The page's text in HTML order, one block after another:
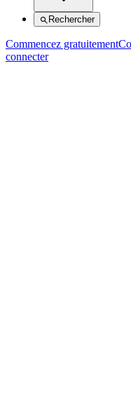
Rechercher
Commencez gratuitement
connecter